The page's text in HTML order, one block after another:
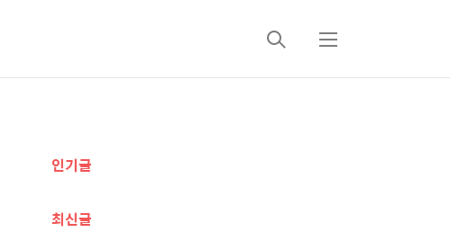
검
메
추
정
인기글
최신글